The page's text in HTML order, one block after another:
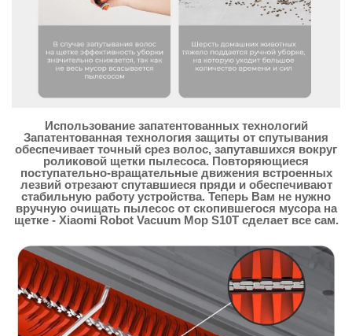
Использование запатентованных технологий
Запатентованная технология защиты от спутывания
обеспечивает точный срез волос, запутавшихся вокруг
роликовой щетки пылесоса. Повторяющиеся
поступательно-вращательные движения встроенных
лезвий отрезают спутавшиеся пряди и обеспечивают
стабильную работу устройства. Теперь Вам не нужно
вручную очищать пылесос от скопившегося мусора на
щетке - Xiaomi Robot Vacuum Mop S10T сделает все сам.